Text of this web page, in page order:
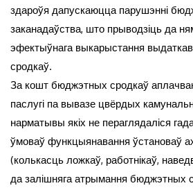
здароўя дапускаюцца парушэнні
заканадаўства, што прыводзіць да
эфектыўнага выкарыстання
сродкаў.
За кошт бюджэтных сродкаў
паслугі па вывазе цвёрдых
нарматывы якіх не пераглядаліся
ўмоваў функцыянавання ўстановаў
(колькасць ложкаў, работнікаў,
да залішняга атрымання бюджэтных